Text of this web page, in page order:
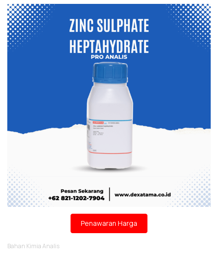
Penawaran Harga
Bahan Kimia Analis